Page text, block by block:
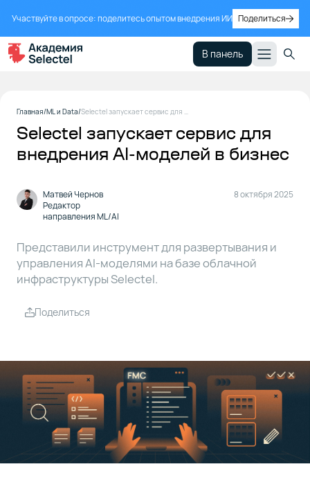
Участвуйте в опросе: поделитесь опытом внедрения ИИ Поделиться
В панель
1
такое
FMC
дает
бизнесу
3
Как
подключить
Главная ML и Data Selectel запускает сервис для внедрения AI-моделей в бизнес
Selectel запускает сервис для
внедрения AI-моделей в бизнес
Матвей Чернов
Редактор
направления ML/AI
8 октября 2025
Поделиться
Представили инструмент для развертывания и
управления AI-моделями на базе облачной
инфраструктуры Selectel.